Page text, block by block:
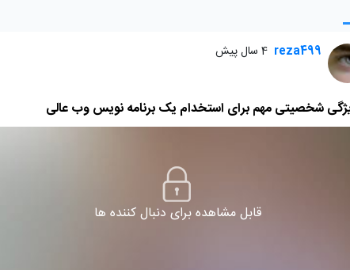
reza499 4 سال پیش
قابل مشاهده برای دنبال کننده ها